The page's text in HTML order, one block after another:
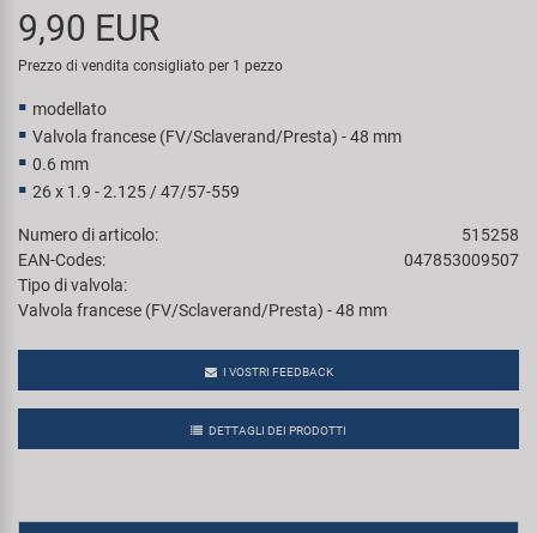
Super B
Velo
9,90 EUR
Prezzo di vendita consigliato per 1 pezzo
modellato
Valvola francese (FV/Sclaverand/Presta) - 48 mm
0.6 mm
26 x 1.9 - 2.125 / 47/57-559
Numero di articolo:
515258
EAN-Codes:
047853009507
Tipo di valvola:
Valvola francese (FV/Sclaverand/Presta) - 48 mm
I VOSTRI FEEDBACK
DETTAGLI DEI PRODOTTI